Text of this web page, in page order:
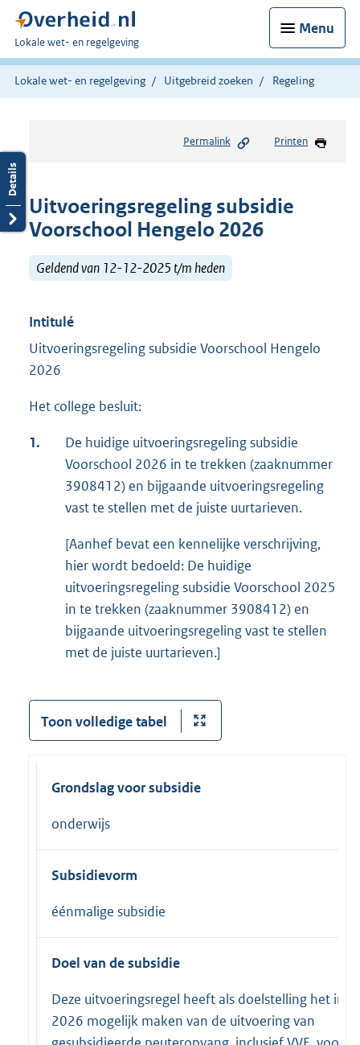
Menu
U
bent
hier:
Lokale wet- en regelgeving
Lokale wet- en regelgeving Uitgebreid zoeken Regeling
Permalink Printen
Uitvoeringsregeling subsidie
Voorschool Hengelo 2026
Geldend van 12-12-2025 t/m heden
Intitulé
Uitvoeringsregeling subsidie Voorschool Hengelo
2026
Het college besluit:
1.
De huidige uitvoeringsregeling subsidie
Voorschool 2026 in te trekken (zaaknummer
3908412) en bijgaande uitvoeringsregeling
vast te stellen met de juiste uurtarieven.
[Aanhef bevat een kennelijke verschrijving,
hier wordt bedoeld: De huidige
uitvoeringsregeling subsidie Voorschool 2025
in te trekken (zaaknummer 3908412) en
bijgaande uitvoeringsregeling vast te stellen
met de juiste uurtarieven.]
Toon volledige tabel
Grondslag voor subsidie
onderwijs
Subsidievorm
éénmalige subsidie
Doel van de subsidie
Deze uitvoeringsregel heeft als doelstelling het in
2026 mogelijk maken van de uitvoering van